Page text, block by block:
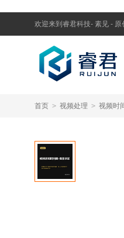
欢迎来到睿君科技- 素见 - 原
首页 > 视频处理 > 视频时